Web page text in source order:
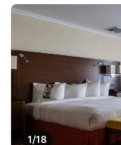
1/18